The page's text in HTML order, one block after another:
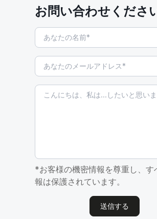
お問い合わせくださ
*お客様の機密情報を尊重し、す
報は保護されています。
送信する